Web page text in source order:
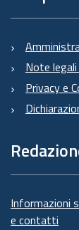
Note
Privacy e
Informazioni
e contatti